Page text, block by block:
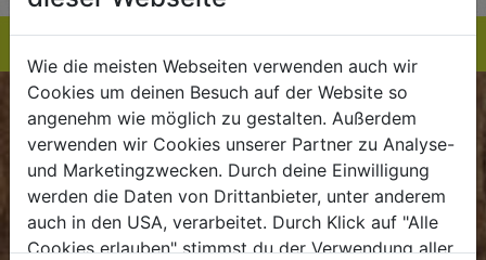
BIOKISTE
Kundenservice
Mo - Do: 8.00 - 16.00 Uhr
Fr: 8.00 - 15.00 Uhr
Wie die meisten Webseiten verwenden auch wir
Cookies um deinen Besuch auf der Website so
angenehm wie möglich zu gestalten. Außerdem
verwenden wir Cookies unserer Partner zu Analyse-
und Marketingzwecken. Durch deine Einwilligung
werden die Daten von Drittanbieter, unter anderem
auch in den USA, verarbeitet. Durch Klick auf "Alle
Cookies erlauben" stimmst du der Verwendung aller